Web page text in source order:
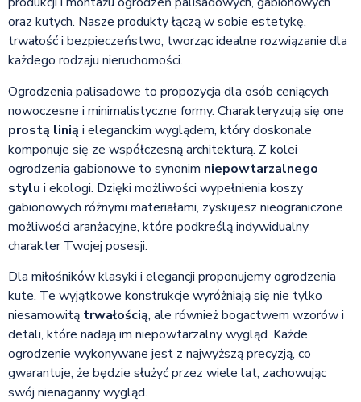
oraz kutych. Nasze produkty łączą w sobie estetykę,
trwałość i bezpieczeństwo, tworząc idealne rozwiązanie dla
każdego rodzaju nieruchomości.
Ogrodzenia palisadowe to propozycja dla osób ceniących
nowoczesne i minimalistyczne formy. Charakteryzują się one
prostą linią i eleganckim wyglądem, który doskonale
komponuje się ze współczesną architekturą. Z kolei
ogrodzenia gabionowe to synonim niepowtarzalnego
stylu i ekologi. Dzięki możliwości wypełnienia koszy
gabionowych różnymi materiałami, zyskujesz nieograniczone
możliwości aranżacyjne, które podkreślą indywidualny
charakter Twojej posesji.
Dla miłośników klasyki i elegancji proponujemy ogrodzenia
kute. Te wyjątkowe konstrukcje wyróżniają się nie tylko
niesamowitą trwałością, ale również bogactwem wzorów i
detali, które nadają im niepowtarzalny wygląd. Każde
ogrodzenie wykonywane jest z najwyższą precyzją, co
gwarantuje, że będzie służyć przez wiele lat, zachowując
swój nienaganny wygląd.